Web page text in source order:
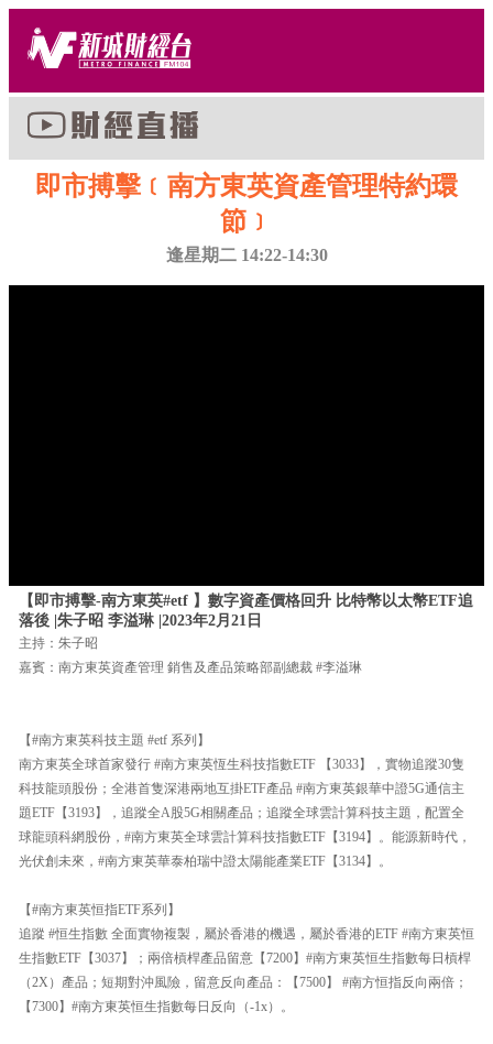
即市搏擊﹝南方東英資產管理特約環
節﹞
逢星期二 14:22-14:30
【即市搏擊-南方東英#etf 】數字資產價格回升 比特幣以太幣ETF追
落後 |朱子昭 李溢琳 |2023年2月21日
主持：朱子昭
嘉賓：南方東英資產管理 銷售及產品策略部副總裁 #李溢琳
【#南方東英科技主題 #etf 系列】
南方東英全球首家發行 #南方東英恆生科技指數ETF 【3033】，實物追蹤30隻
科技龍頭股份；全港首隻深港兩地互掛ETF產品 #南方東英銀華中證5G通信主
題ETF【3193】，追蹤全A股5G相關產品；追蹤全球雲計算科技主題，配置全
球龍頭科網股份，#南方東英全球雲計算科技指數ETF【3194】。能源新時代，
光伏創未來，#南方東英華泰柏瑞中證太陽能產業ETF【3134】。
【#南方東英恒指ETF系列】
追蹤 #恒生指數 全面實物複製，屬於香港的機遇，屬於香港的ETF #南方東英恒
生指數ETF【3037】；兩倍槓桿產品留意【7200】#南方東英恒生指數每日槓桿
（2X）產品；短期對沖風險，留意反向產品：【7500】 #南方恒指反向兩倍；
【7300】#南方東英恒生指數每日反向（-1x）。